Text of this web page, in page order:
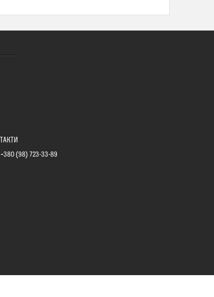
+380 (98) 723-33-89